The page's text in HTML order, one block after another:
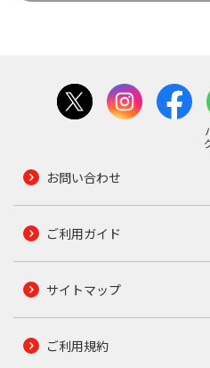
お問い合わせ
ご利用ガイド
サイトマップ
ご利用規約